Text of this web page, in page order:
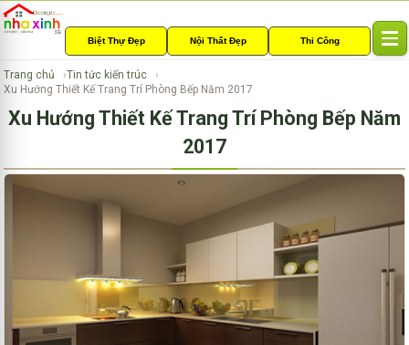
Biệt Thự Đẹp Nội Thất Đẹp Thi Công
a
g
Trang chủ
Tin tức kiến trúc
Xu Hướng Thiết Kế Trang Trí Phòng Bếp Năm 2017
Xu Hướng Thiết Kế Trang Trí Phòng Bếp Năm
2017